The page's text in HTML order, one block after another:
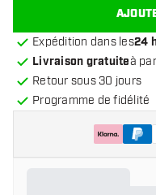
Expédition dans les24
Livraison gratuiteà
Retour sous 30 jours
Programme de fidélité